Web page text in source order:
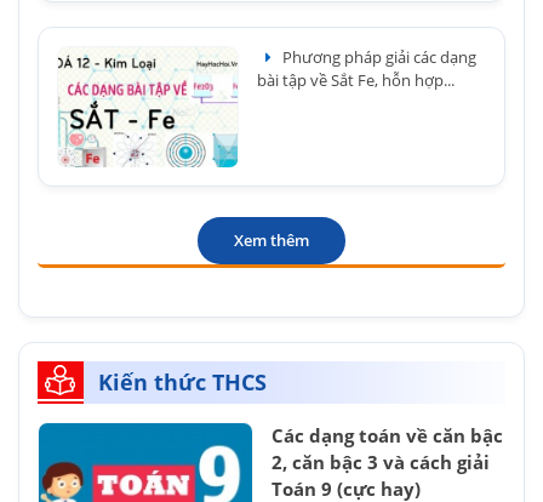
Phương pháp giải các dạng
bài tập về Sắt Fe, hỗn hợp...
Xem thêm
Kiến thức THCS
Các dạng toán về căn bậc
2, căn bậc 3 và cách giải
Toán 9 (cực hay)